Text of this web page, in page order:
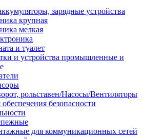
зарядные устройства
крупная
мелкая
и туалет
и устройства промышленные и
рольставен/Насосы/Вентиляторы
безопасности
для коммуникационных сетей